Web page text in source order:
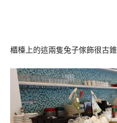
櫃檯上的這兩隻兔子傢飾很古錐